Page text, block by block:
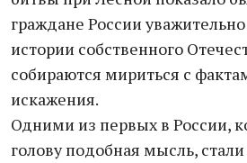
граждане России
истории собственного
собираются мириться с
искажения.
Одними из первых в России,
голову подобная мысль,